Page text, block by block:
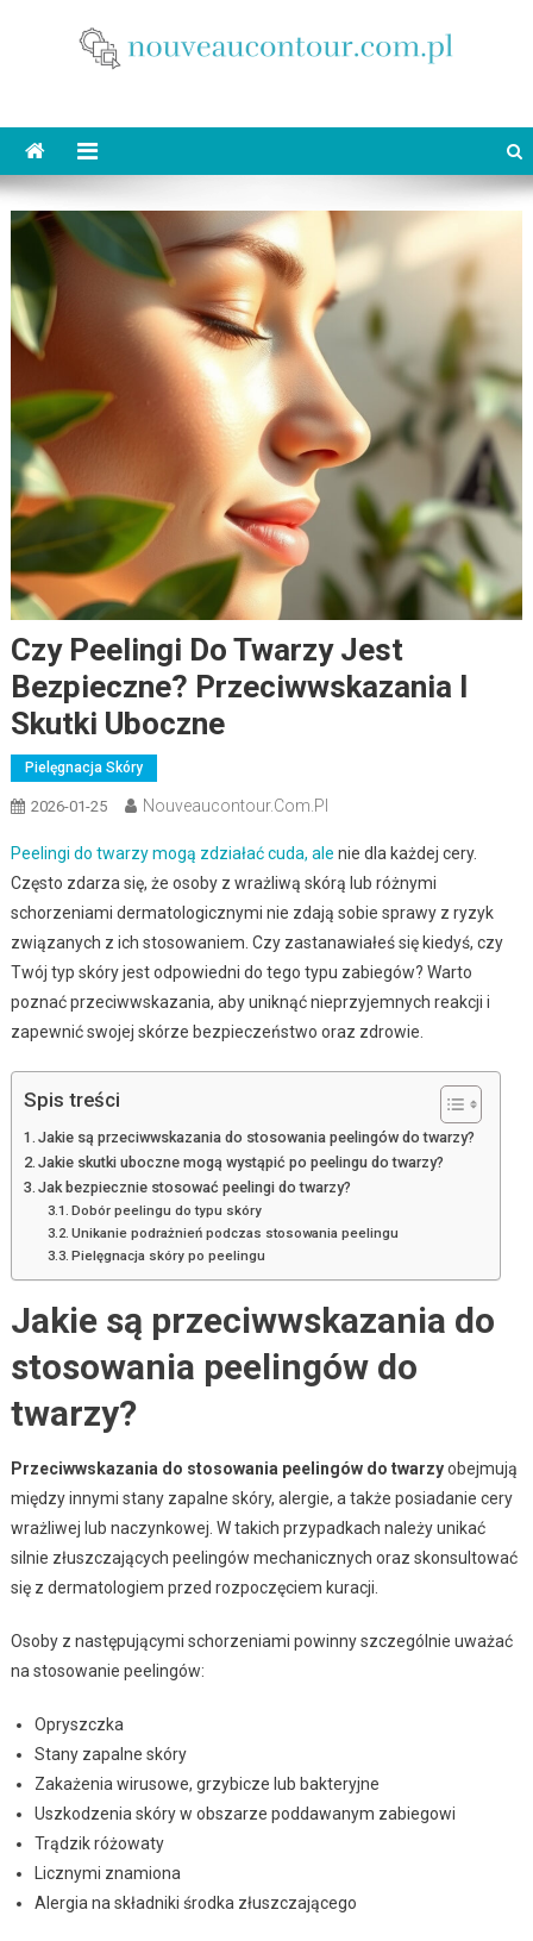
Czy Peelingi Do Twarzy Jest
Bezpieczne? Przeciwwskazania I
Skutki Uboczne
Pielęgnacja Skóry
2026-01-25 Nouveaucontour.com.pl
Peelingi do twarzy mogą zdziałać cuda, ale nie dla każdej cery.
Często zdarza się, że osoby z wrażliwą skórą lub różnymi
schorzeniami dermatologicznymi nie zdają sobie sprawy z ryzyk
związanych z ich stosowaniem. Czy zastanawiałeś się kiedyś, czy
Twój typ skóry jest odpowiedni do tego typu zabiegów? Warto
poznać przeciwwskazania, aby uniknąć nieprzyjemnych reakcji i
zapewnić swojej skórze bezpieczeństwo oraz zdrowie.
Spis treści
Jakie są przeciwwskazania do stosowania peelingów do twarzy?
Jakie skutki uboczne mogą wystąpić po peelingu do twarzy?
Jak bezpiecznie stosować peelingi do twarzy?
Dobór peelingu do typu skóry
Unikanie podrażnień podczas stosowania peelingu
Pielęgnacja skóry po peelingu
Jakie są przeciwwskazania do
stosowania peelingów do
twarzy?
Przeciwwskazania do stosowania peelingów do twarzyobejmują
między innymi stany zapalne skóry, alergie, a także posiadanie cery
wrażliwej lub naczynkowej. W takich przypadkach należy unikać
silnie złuszczających peelingów mechanicznych oraz skonsultować
się z dermatologiem przed rozpoczęciem kuracji.
Osoby z następującymi schorzeniami powinny szczególnie uważać
na stosowanie peelingów:
Opryszczka
Stany zapalne skóry
Zakażenia wirusowe, grzybicze lub bakteryjne
Uszkodzenia skóry w obszarze poddawanym zabiegowi
Trądzik różowaty
Licznymi znamiona
Alergia na składniki środka złuszczającego